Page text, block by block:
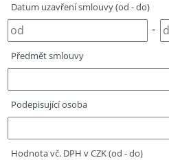
Datum uzavření smlouvy (od - do)
-
Předmět smlouvy
Podepisující osoba
Hodnota vč. DPH v CZK (od - do)